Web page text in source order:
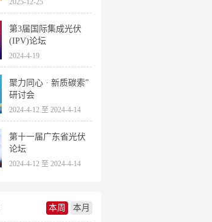
2025-12-25
第3届国际集成光伏
(IPV)论坛
2024-4-19
聚力同心 · 新质碳索”
研讨会
2024-4-12 至 2024-4-14
第十一届广东省光伏
论坛
2024-4-12 至 2024-4-14
本周 本月